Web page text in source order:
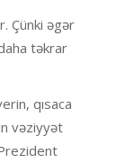
Çünki əgər
təkrar
qısaca
vəziyyət